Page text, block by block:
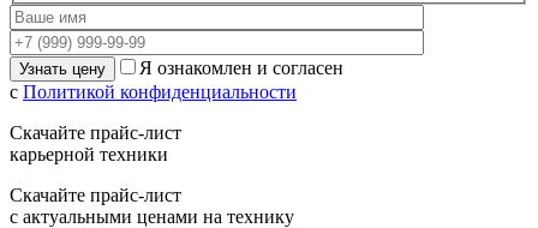
Я ознакомлен и согласен
с Политикой конфиденциальности
Скачайте прайс-лист
карьерной техники
Скачайте прайс-лист
с актуальными ценами на технику